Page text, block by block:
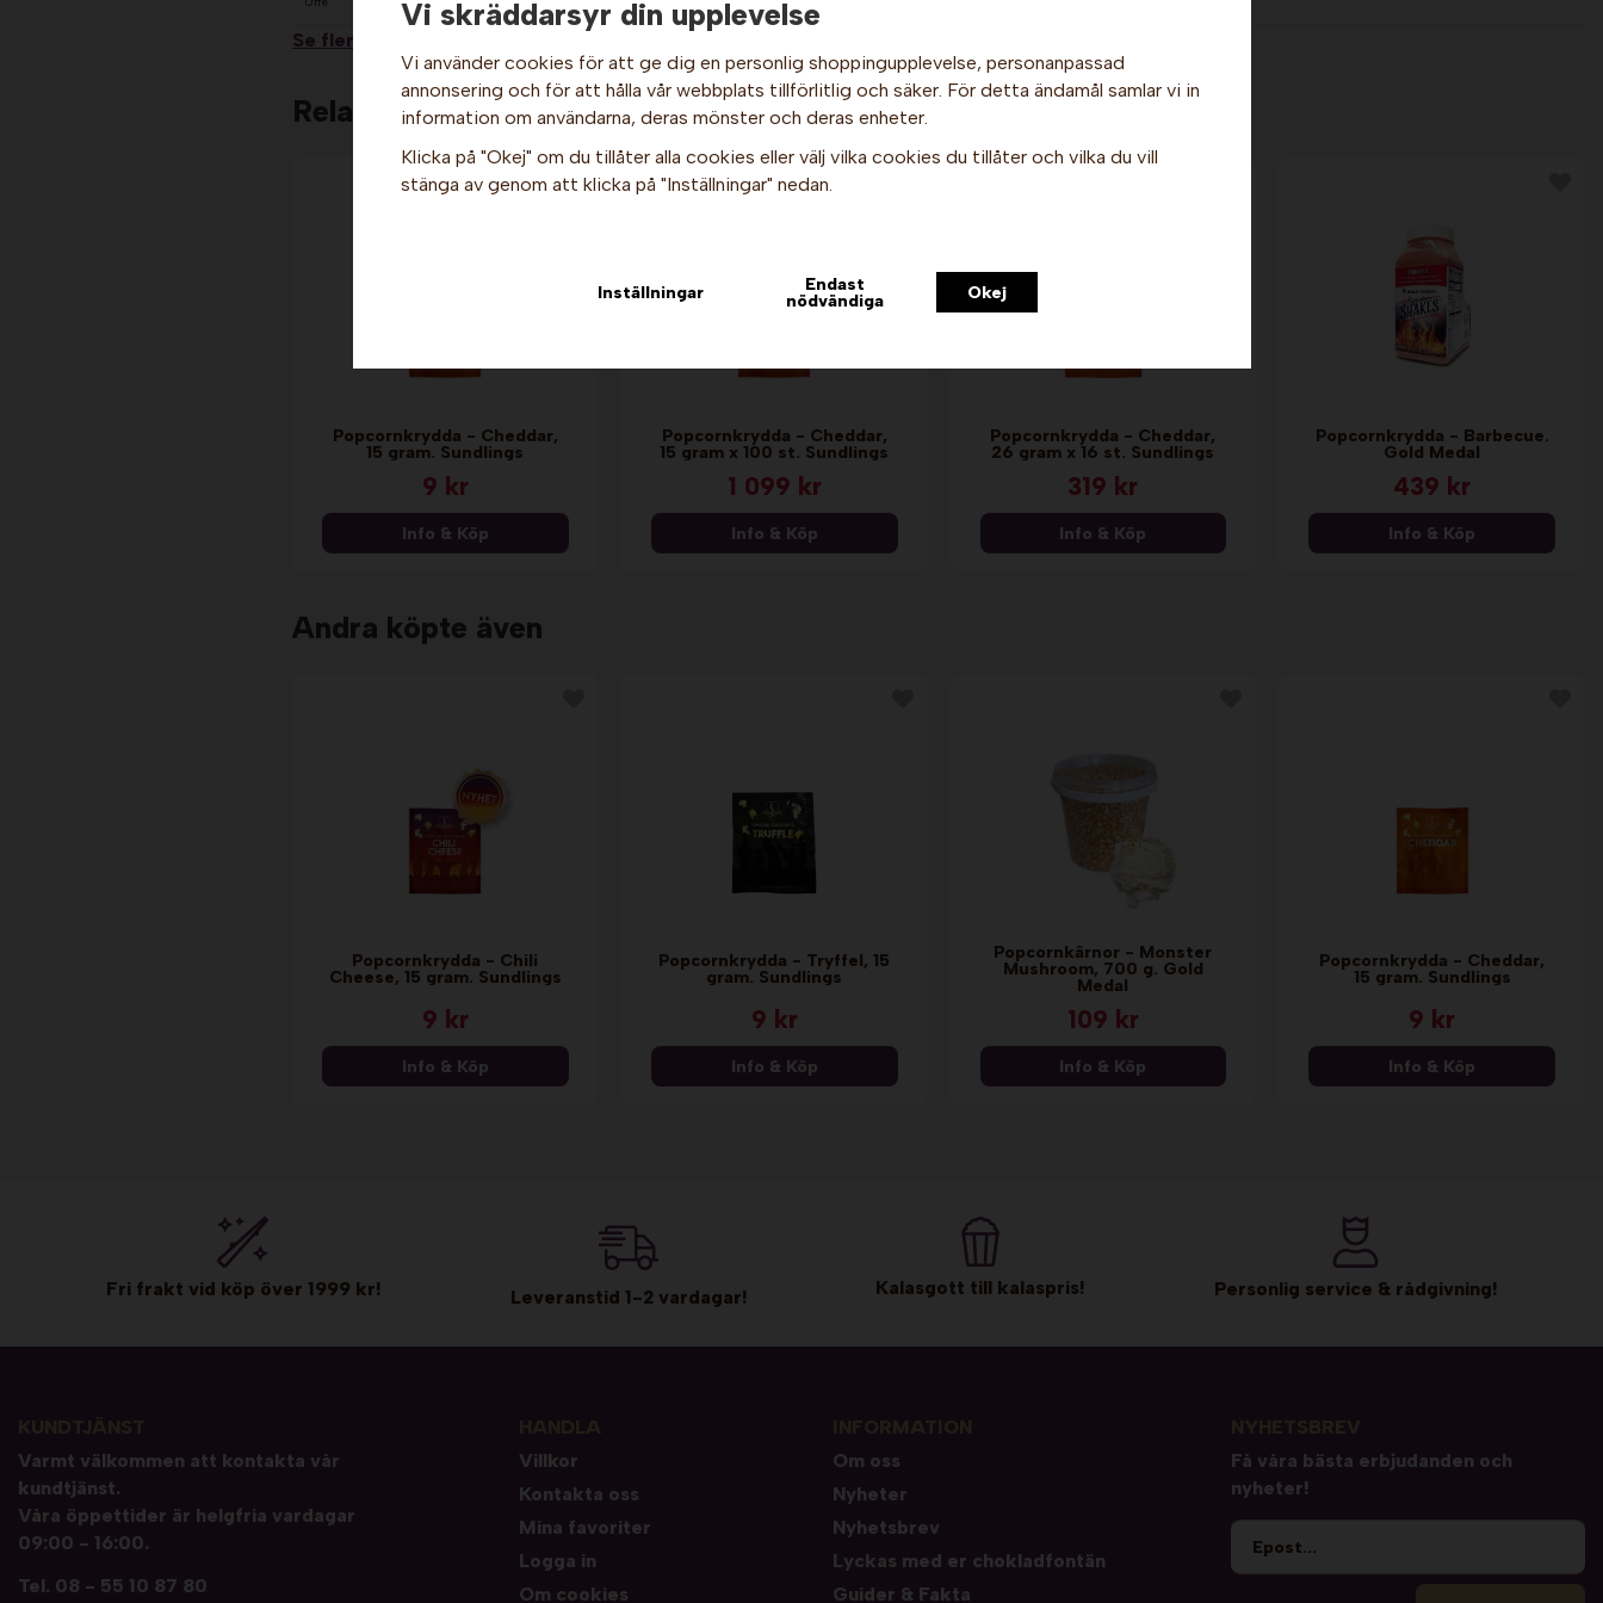
Hej och välkommen till Gottes!
företag (exkl. moms) för hur våra priser ska visas.
Se fler recensioner...
Relaterade produkter
Popcornkrydda - Cheddar,
15 gram. Sundlings
9 kr
Info & Köp
Popcornkrydda - Cheddar,
15 gram x 100 st. Sundlings
1 099 kr
Info & Köp
Popcornkrydda - Cheddar,
26 gram x 16 st. Sundlings
319 kr
Info & Köp
Popcornkrydda - Barbecue.
Gold Medal
439 kr
Info & Köp
Andra köpte även
Popcornkrydda - Chili
Cheese, 15 gram. Sundlings
9 kr
Info & Köp
Popcornkrydda - Tryffel, 15
gram. Sundlings
9 kr
Info & Köp
Popcornkärnor - Monster
Mushroom, 700 g. Gold
Medal
109 kr
Info & Köp
Popcornkrydda - Cheddar,
15 gram. Sundlings
9 kr
Info & Köp
Fri frakt vid köp över 1999 kr! Leveranstid 1-2 vardagar! Kalasgott till kalaspris! Personlig service & rådgivning!
Varmt välkommen att kontakta vår
kundtjänst.
Våra öppettider är helgfria vardagar
09:00 - 16:00.
Tel. 08 - 55 10 87 80
Villkor
Kontakta oss
Mina favoriter
Logga in
Om cookies
Om oss
Nyheter
Nyhetsbrev
Lyckas med er chokladfontän
Guider & Fakta
Få våra bästa erbjudanden och
nyheter!
Vi skräddarsyr din upplevelse
Vi använder cookies för att ge dig en personlig shoppingupplevelse, personanpassad
annonsering och för att hålla vår webbplats tillförlitlig och säker. För detta ändamål samlar vi in
information om användarna, deras mönster och deras enheter.
Klicka på "Okej" om du tillåter alla cookies eller välj vilka cookies du tillåter och vilka du vill
stänga av genom att klicka på "Inställningar" nedan.
Inställningar Endast
nödvändiga Okej